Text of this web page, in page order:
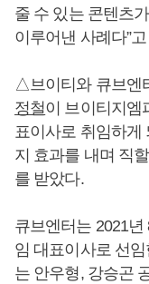
줄 수 있는 콘텐츠
이루어낸 사례다”
△브이티와 큐브엔
정철이 브이티지엠
표이사로 취임하게
지 효과를 내며 직
를 받았다.
큐브엔터는 2021
임 대표이사로 선
는 안우형, 강승곤